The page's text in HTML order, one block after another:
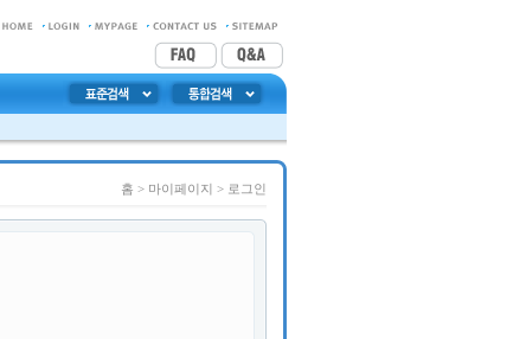
홈 > 마이페이지 > 로그인